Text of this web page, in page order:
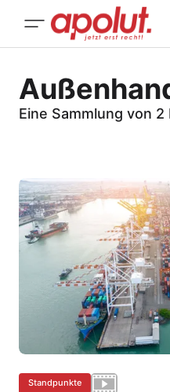
Eine Sammlung von 2
Standpunkte